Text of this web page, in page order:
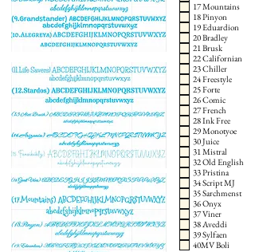
17 Mountains
18 Pinyon
19 Eduardion
20 Bradley
21 Brusk
22 Californian
23 Chiller
24 Freestyle
25 Forte
26 Comic
27 French
28 Ink Free
29 Monotyoe
30 Juice
31 Mistral
32 Old English
33 Pristina
34 Script MJ
35 Sarchmenst
36 Onyx
37 Viner
38 Aveddi
39 Sylfaen
40MV Boli